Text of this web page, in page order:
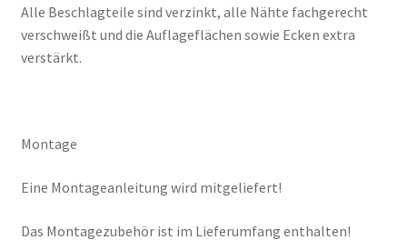
Alle Beschlagteile sind verzinkt, alle Nähte fachgerecht
verschweißt und die Auflageflächen sowie Ecken extra
verstärkt.
Montage
Eine Montageanleitung wird mitgeliefert!
Das Montagezubehör ist im Lieferumfang enthalten!